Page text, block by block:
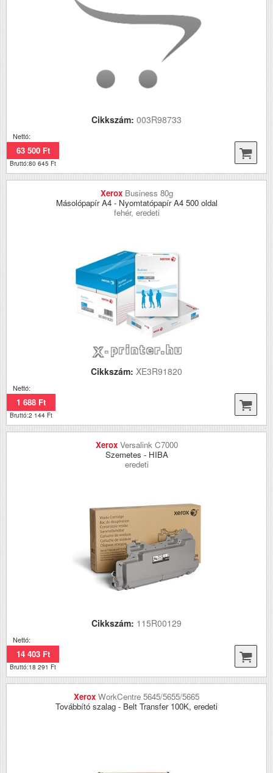
Cikkszám: 003R98733
Nettó:
63 500 Ft
Bruttó:80 645 Ft
Xerox Business 80g
Másolópapír A4 - Nyomtatópapír A4 500 oldal
fehér, eredeti
Cikkszám: XE3R91820
Nettó:
1 688 Ft
Bruttó:2 144 Ft
Xerox Versalink C7000
Szemetes - HIBA
eredeti
Cikkszám: 115R00129
Nettó:
14 403 Ft
Bruttó:18 291 Ft
Xerox WorkCentre 5645/5655/5665
Továbbító szalag - Belt Transfer 100K, eredeti